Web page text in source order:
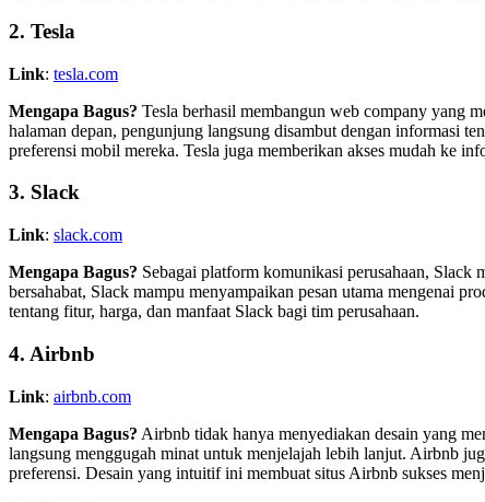
2. Tesla
Link: tesla.com
Mengapa Bagus? Tesla berhasil membangun web company yang
halaman depan, pengunjung langsung disambut dengan informasi
preferensi mobil mereka. Tesla juga memberikan akses mudah ke
3. Slack
Link: slack.com
Mengapa Bagus? Sebagai platform komunikasi perusahaan, Slack
bersahabat, Slack mampu menyampaikan pesan utama mengenai
tentang fitur, harga, dan manfaat Slack bagi tim perusahaan.
4. Airbnb
Link: airbnb.com
Mengapa Bagus? Airbnb tidak hanya menyediakan desain yang
langsung menggugah minat untuk menjelajah lebih lanjut. Airbnb
preferensi. Desain yang intuitif ini membuat situs Airbnb sukses